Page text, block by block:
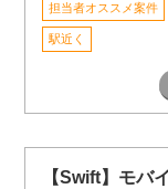
担当者オススメ案件
駅近く
【Swift】モバ